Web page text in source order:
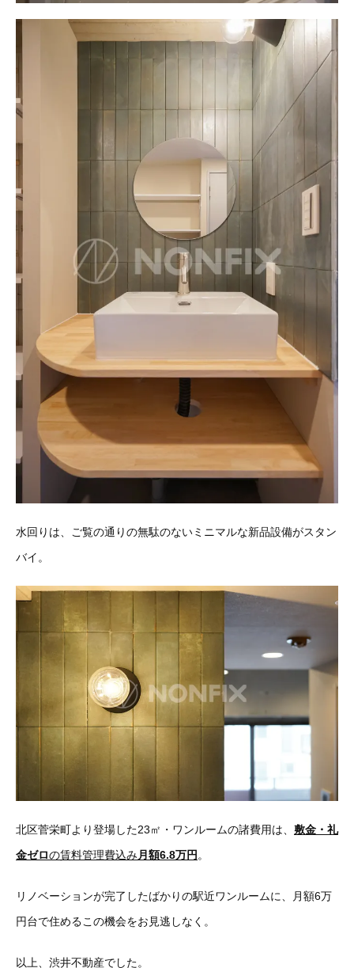
水回りは、ご覧の通りの無駄のないミニマルな新品設備がスタン
バイ。
北区菅栄町より登場した23㎡・ワンルームの諸費用は、 敷金・礼
金ゼロの賃料管理費込み 月額6.8万円 。
リノベーションが完了したばかりの駅近ワンルームに、月額6万
円台で住めるこの機会をお見逃しなく。
以上、渋井不動産でした。